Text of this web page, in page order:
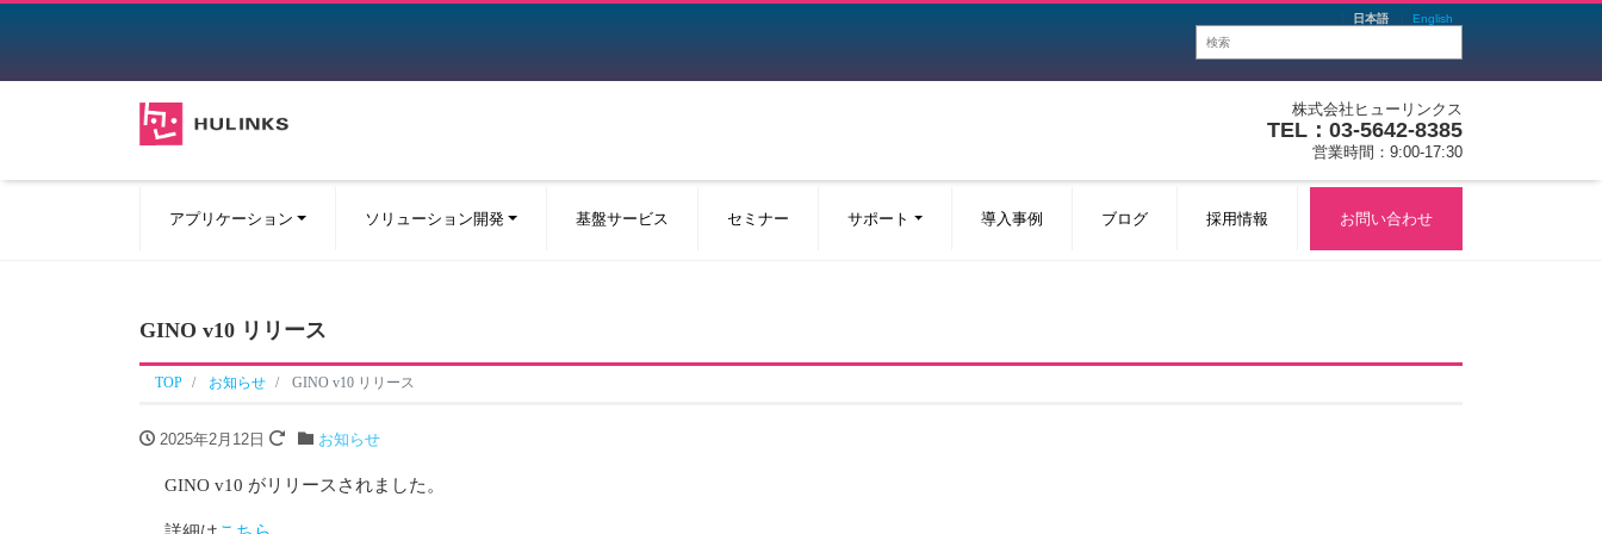
日本語 English
株式会社ヒューリンクス
TEL：03-5642-8385
営業時間：9:00-17:30
アプリケーション ソリューション開発 基盤サービス セミナー サポート 導入事例 ブログ 採用情報 お問い合わせ
GINO v10 リリース
TOP お知らせ GINO v10 リリース
2025年2月12日 お知らせ
GINO v10 がリリースされました。